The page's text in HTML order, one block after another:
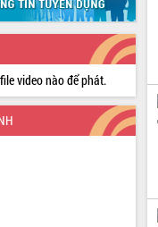
video nào để phát.